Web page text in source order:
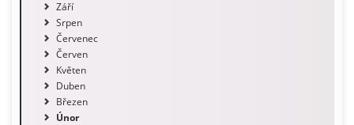
Září
Srpen
Červenec
Červen
Květen
Duben
Březen
Únor